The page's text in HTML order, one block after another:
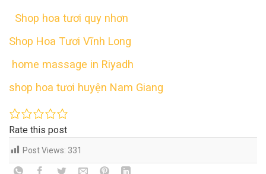
Shop hoa tươi quy nhơn
Shop Hoa Tươi Vĩnh Long
home massage in Riyadh
shop hoa tươi huyện Nam Giang
Rate this post
Post Views: 331